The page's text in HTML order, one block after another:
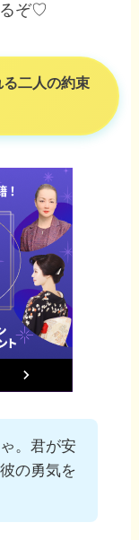
るぞ♡
二人の約束
。君が安
の勇気を